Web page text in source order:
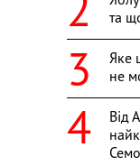
та
Яке
не
Від